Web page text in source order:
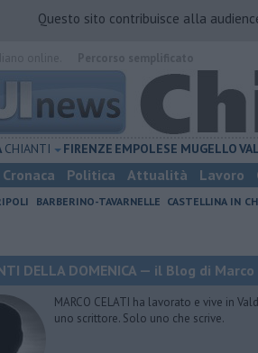
Questo sito contribuisce alla
CHIANTI FIRENZE EMPOLESE MUGELLO
Cronaca Politica Attualità Lavoro
BARBERINO-TAVARNELLE CASTELLINA IN
DELLA DOMENICA — il Blog di
MARCO CELATI ha lavorato e vive in
uno scrittore. Solo uno che scrive.